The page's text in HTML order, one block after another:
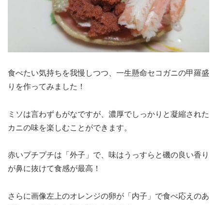
食べたい気持ちを我慢しつつ、一生懸命セコガニの甲羅盛
りを作ってみました！
ミソは言わずもがなですが、濃厚でしっかりと凝縮された
カニの味を楽しむことができます。
赤いプチプチは「外子」で、味はうっすらと磯の良い香り
が鼻に抜けて食感が最高！
さらに画像左上のオレンジの卵が「内子」で食べ応えのあ